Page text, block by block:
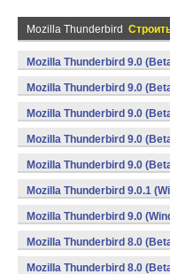
Mozilla Thunderbird
Mozilla Thunderbird 9.0
Mozilla Thunderbird 9.0
Mozilla Thunderbird 9.0
Mozilla Thunderbird 9.0
Mozilla Thunderbird 9.0
Mozilla Thunderbird 9.0.1
Mozilla Thunderbird 9.0
Mozilla Thunderbird 8.0
Mozilla Thunderbird 8.0